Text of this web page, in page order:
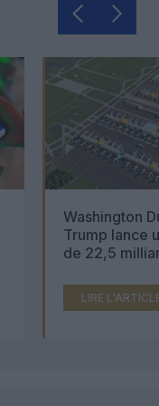
Washington
Trump lance
de 22,5
LIRE